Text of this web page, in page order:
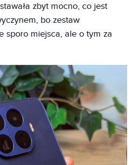
zbyt mocno, co jest
bo zestaw
sporo miejsca, ale o tym za